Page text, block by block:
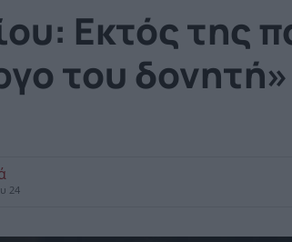
Εκτός της
του δονητή»
24